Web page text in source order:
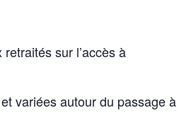
sur l’accès à
variées autour du passage à